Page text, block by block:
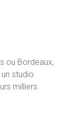
ou Bordeaux,
studio
milliers